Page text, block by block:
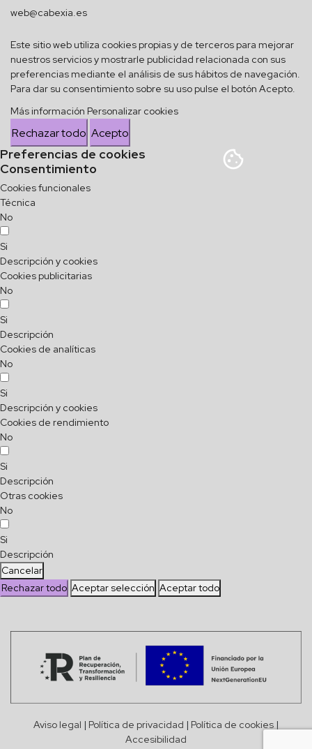
web@cabexia.es
Este sitio web utiliza cookies propias y de terceros para mejorar
nuestros servicios y mostrarle publicidad relacionada con sus
preferencias mediante el análisis de sus hábitos de navegación.
Para dar su consentimiento sobre su uso pulse el botón Acepto.
Más información Personalizar cookies
Rechazar todo Acepto
Preferencias de cookies
Consentimiento
Cookies funcionales
Técnica
No
Si
Descripción y cookies
Cookies publicitarias
No
Si
Descripción
Cookies de analíticas
No
Si
Descripción y cookies
Cookies de rendimiento
No
Si
Descripción
Otras cookies
No
Si
Descripción
Cancelar
Rechazar todo Aceptar selección Aceptar todo
Aviso legal | Política de privacidad | Política de cookies |
Accesibilidad